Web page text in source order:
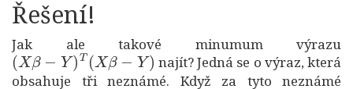
Řešení!
Jak ale takové minumum výrazu
(Xβ− )T(Xβ−Y)
najít? Jedná se o výraz, která
obsahuje tři neznámé. Když za tyto neznámé